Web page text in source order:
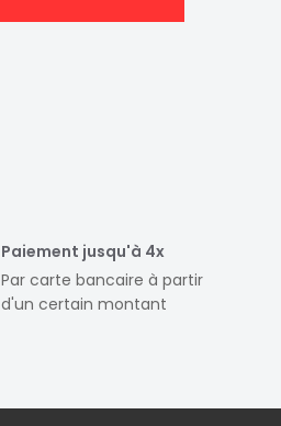
Paiement jusqu'à 4x
Par carte bancaire à partir
d'un certain montant